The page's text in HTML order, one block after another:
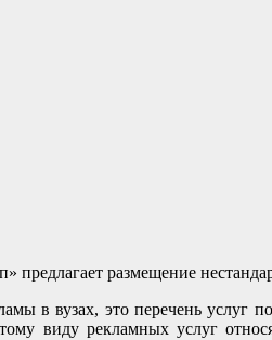
предлагает размещение
в вузах, это перечень
виду рекламных услуг